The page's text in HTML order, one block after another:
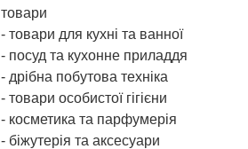
товари
- товари для кухні та ванної
- посуд та кухонне приладдя
- дрібна побутова техніка
- товари особистої гігієни
- косметика та парфумерія
- біжутерія та аксесуари